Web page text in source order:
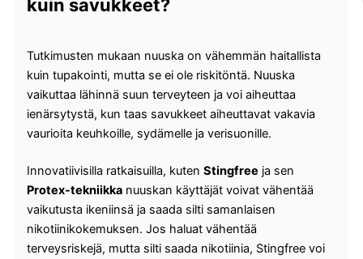
kuin savukkeet?
Tutkimusten mukaan nuuska on vähemmän haitallista
kuin tupakointi, mutta se ei ole riskitöntä. Nuuska
vaikuttaa lähinnä suun terveyteen ja voi aiheuttaa
ienärsytystä, kun taas savukkeet aiheuttavat vakavia
vaurioita keuhkoille, sydämelle ja verisuonille.
Innovatiivisilla ratkaisuilla, kuten Stingfree ja sen
Protex-tekniikkanuuskan käyttäjät voivat vähentää
vaikutusta ikeniinsä ja saada silti samanlaisen
nikotiinikokemuksen. Jos haluat vähentää
terveysriskejä, mutta silti saada nikotiinia, Stingfree voi